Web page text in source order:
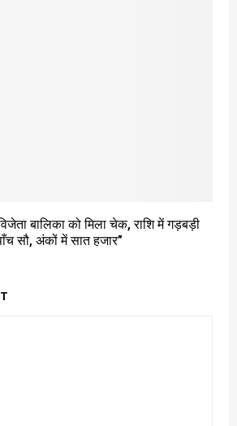
बालिका को मिला चेक, राशि में गड़बड़ी
सौ, अंकों में सात हजार”